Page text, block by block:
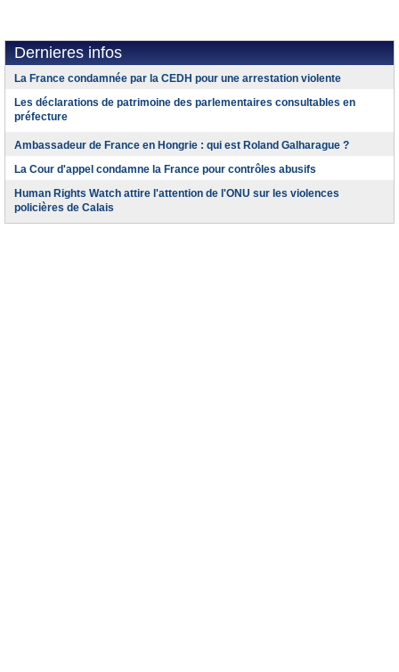
Dernieres infos
La France condamnée par la CEDH pour une arrestation violente
Les déclarations de patrimoine des parlementaires consultables en
préfecture
Ambassadeur de France en Hongrie : qui est Roland Galharague ?
La Cour d'appel condamne la France pour contrôles abusifs
Human Rights Watch attire l'attention de l'ONU sur les violences
policières de Calais